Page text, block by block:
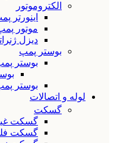
الکتروموتور
اینورتر
موتور
دیزل
بوستر پمپ
بوستر
بوستر
لوله و اتصالات
گسکت
گسکت
گسکت